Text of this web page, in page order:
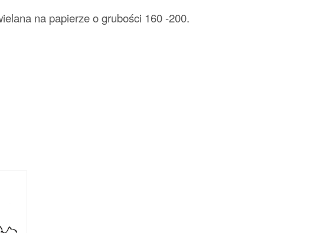
na papierze o grubości 160 -200.